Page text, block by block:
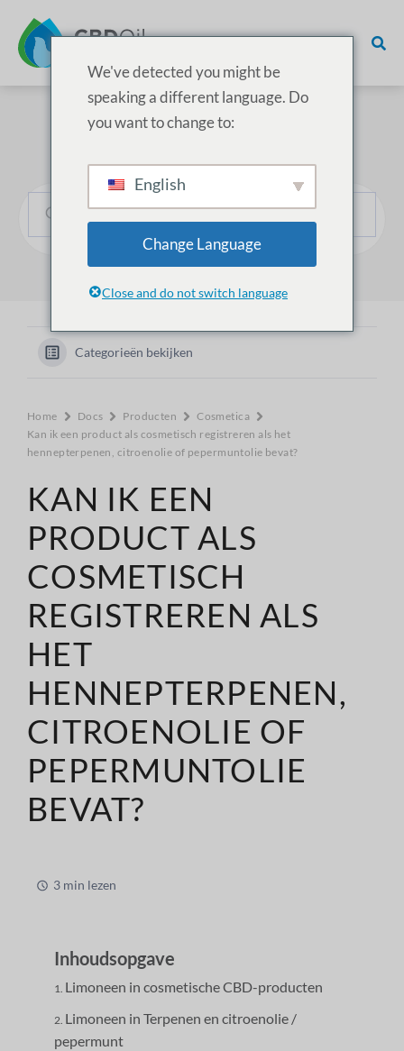
Categorieën bekijken
Home Docs Producten
Cosmetica
Kan ik een product als cosmetisch registreren als het
hennepterpenen, citroenolie of pepermuntolie bevat?
KAN IK EEN
PRODUCT ALS
COSMETISCH
REGISTREREN ALS
HET
HENNEPTERPENEN,
CITROENOLIE OF
PEPERMUNTOLIE
BEVAT?
3 min lezen
Inhoudsopgave
Limoneen in cosmetische CBD-producten
Limoneen in Terpenen en citroenolie /
pepermunt
We've detected you might be
speaking a different language. Do
you want to change to:
English
Change Language
Close and do not switch language